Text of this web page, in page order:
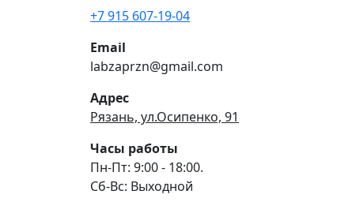
+7 915 607-19-04
Email
labzaprzn@gmail.com
Адрес
Рязань, ул.Осипенко, 91
Часы работы
Пн-Пт: 9:00 - 18:00.
Сб-Вс: Выходной